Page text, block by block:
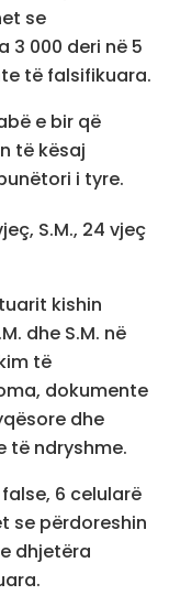
se
3 000 deri në 5
të falsifikuara.
e bir që
të kësaj
i tyre.
S.M., 24 vjeç
kishin
dhe S.M. në
të
dokumente
dhe
të ndryshme.
6 celularë
se përdoreshin
dhjetëra